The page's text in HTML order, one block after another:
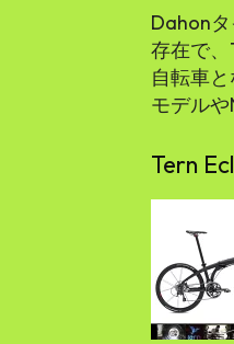
Dahon
存在で
自転車
モデル
Tern